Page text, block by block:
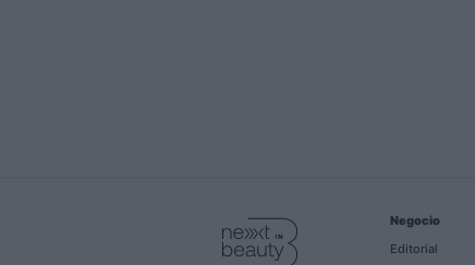
Negocio
Editorial